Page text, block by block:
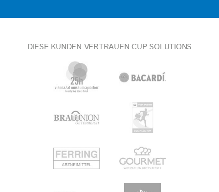
DIESE KUNDEN VERTRAUEN CUP SOLUTIONS